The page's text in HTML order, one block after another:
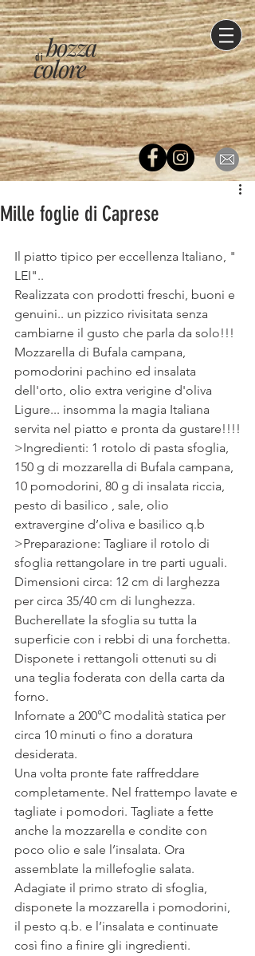
di
colore
bozza
Mille foglie di Caprese
Il piatto tipico per eccellenza Italiano, "
LEI"..
Realizzata con prodotti freschi, buoni e
genuini.. un pizzico rivisitata senza
cambiarne il gusto che parla da solo!!!
Mozzarella di Bufala campana,
pomodorini pachino ed insalata
dell'orto, olio extra verigine d'oliva
Ligure... insomma la magia Italiana
servita nel piatto e pronta da gustare!!!!
>Ingredienti: 1 rotolo di pasta sfoglia,
150 g di mozzarella di Bufala campana,
10 pomodorini, 80 g di insalata riccia,
pesto di basilico , sale, olio
extravergine d’oliva e basilico q.b
>Preparazione: Tagliare il rotolo di
sfoglia rettangolare in tre parti uguali.
Dimensioni circa: 12 cm di larghezza
per circa 35/40 cm di lunghezza.
Bucherellate la sfoglia su tutta la
superficie con i rebbi di una forchetta.
Disponete i rettangoli ottenuti su di
una teglia foderata con della carta da
forno.
Infornate a 200°C modalità statica per
circa 10 minuti o fino a doratura
desiderata.
Una volta pronte fate raffreddare
completamente. Nel frattempo lavate e
tagliate i pomodori. Tagliate a fette
anche la mozzarella e condite con
poco olio e sale l’insalata. Ora
assemblate la millefoglie salata.
Adagiate il primo strato di sfoglia,
disponete la mozzarella i pomodorini,
il pesto q.b. e l’insalata e continuate
così fino a finire gli ingredienti.